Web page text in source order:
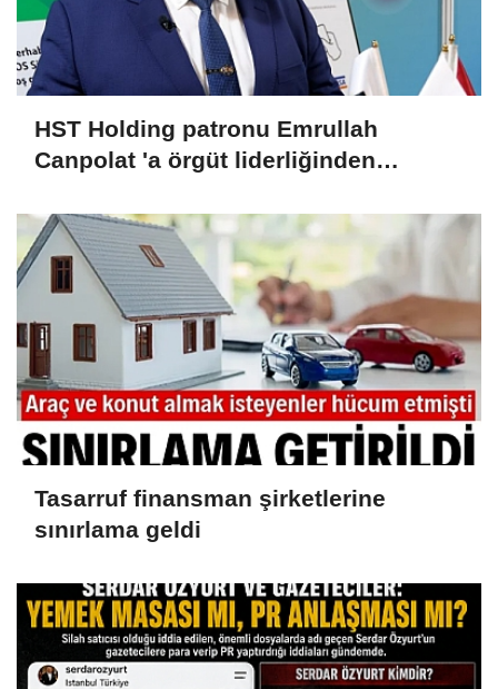
HST Holding patronu Emrullah
Canpolat 'a örgüt liderliğinden
malvarlığına el konuldu
Tasarruf finansman şirketlerine
sınırlama geldi